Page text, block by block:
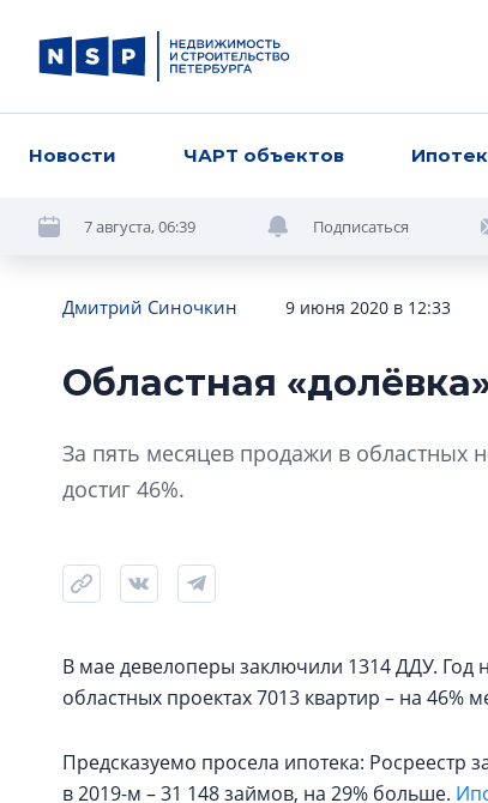
Новости ЧАРТ объектов
7 августа, 06:39 Подписаться
Дмитрий Синочкин 9 июня 2020 в 12:33
Областная
За пять месяцев продажи в областных
достиг 46%.
В мае девелоперы заключили 1314 ДДУ. Год
областных проектах 7013 квартир – на 46%
Предсказуемо просела ипотека: Росреестр
в 2019-м – 31 148 займов, на 29% больше.